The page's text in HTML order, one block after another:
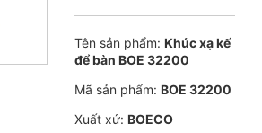
Tên sản phẩm: Khúc xạ kế
để bàn BOE 32200
Mã sản phẩm: BOE 32200
Xuất xứ: BOECO